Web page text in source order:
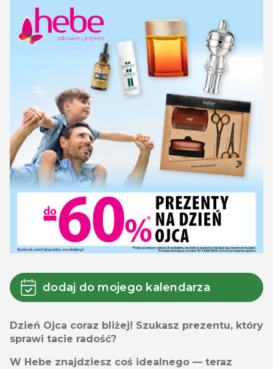
dodaj do mojego kalendarza
Dzień Ojca coraz bliżej! Szukasz prezentu, który
sprawi tacie radość?
W Hebe znajdziesz coś idealnego — teraz